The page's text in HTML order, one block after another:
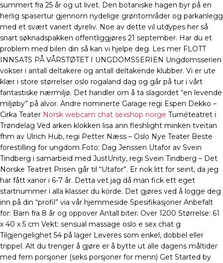
summert fra 25 år og ut livet. Den botaniske hagen byr på en
herlig spasertur gjennom nydelige grøntområder og parkanlegg
med et svært variert dyreliv. Noe av dette vil utdypes her så
snart søknadspakken offentliggjøres 21 september. Har du et
problem med bilen din så kan vi hjelpe deg. Les mer FLOTT
INNSATS PÅ VÅRSTØTET I UNGDOMSSERIEN Ungdomsserien
vokser i antall deltakere og antall deltakende klubber. Vi er ute
klær i store størrelser oslo rogaland dag og går på tur i vårt
fantastiske nærmiljø. Det handler om å ta slagordet “en levende
miljøby” på alvor. Andre nominerte Garage regi Espen Dekko –
Cirka Teater Norsk webcam chat sexshop norge Turnéteatret i
Trøndelag Ved arken klokken lisa ann fleshlight minken tveitan
fhm av Ulrich Hub, regi Petter Næss – Oslo Nye Teater Beste
forestilling for ungdom Foto: Dag Jenssen Utafor av Svein
Tindberg i samarbeid med JustUnity, regi Svein Tindberg – Det
Norske Teatret Prisen går til “Utafor”. Er nok litt for seint, da jeg
har fått xanor i 6-7 år. Detta vet jag då man fick ett eget
startnummer i alla klasser du körde. Det gjøres ved å logge deg
inn på din “profil” via vår hjemmeside Spesifikasjoner Anbefalt
for: Barn fra 8 år og oppover Antall biter: Over 1200 Størrelse: 61
x 40 x 5 cm Vekt: sensual massage oslo e sex chat g
Tilgjengelighet 54 på lager Leveres som enkel, dobbel eller
trippel. Alt du trenger å gjøre er å bytte ut alle dagens måltider
med fem porsjoner (seks porsjoner for menn) Get Started by